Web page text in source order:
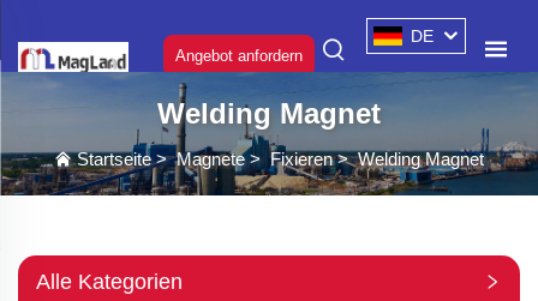
Angebot anfordern
DE
Welding Magnet
Startseite>Magnete>Fixieren>Welding Magnet
Alle Kategorien